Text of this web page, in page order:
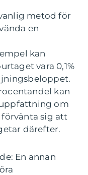
metod för
en
kan
vara 0,1%
kan
uppfattning om
sig att
därefter.
En annan